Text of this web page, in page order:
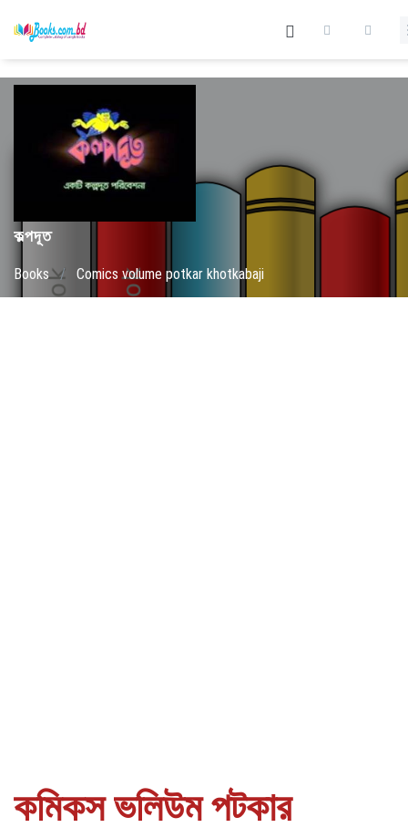
কল্পদূত
Books / Comics volume potkar khotkabaji
কমিকস ভলিউম পটকার